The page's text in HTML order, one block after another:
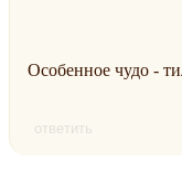
Особенное чудо -
ответить